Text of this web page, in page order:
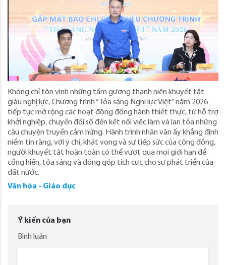
Không chỉ tôn vinh những tấm gương thanh niên khuyết tật
giàu nghị lực, Chương trình “Tỏa sáng Nghị lực Việt” năm 2026
tiếp tục mở rộng các hoạt động đồng hành thiết thực, từ hỗ trợ
khởi nghiệp, chuyển đổi số đến kết nối việc làm và lan tỏa những
câu chuyện truyền cảm hứng. Hành trình nhân văn ấy khẳng định
niềm tin rằng, với ý chí, khát vọng và sự tiếp sức của cộng đồng,
người khuyết tật hoàn toàn có thể vượt qua mọi giới hạn để
cống hiến, tỏa sáng và đóng góp tích cực cho sự phát triển của
đất nước.
Văn hóa - Giáo dục
Ý kiến của bạn
Bình luận